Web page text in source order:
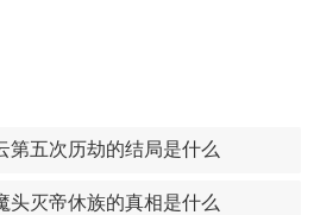
第五次历劫的结局是什么
头灭帝休族的真相是什么